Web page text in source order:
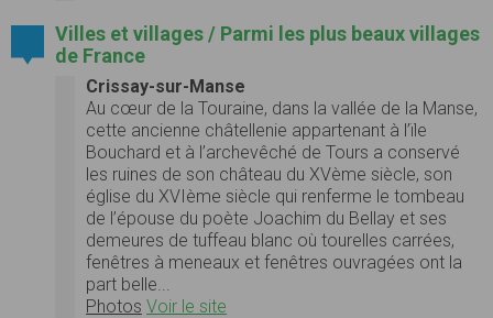
Villes et villages / Parmi les plus beaux villages
de France
Crissay-sur-Manse
Au cœur de la Touraine, dans la vallée de la Manse,
cette ancienne châtellenie appartenant à l’ïle
Bouchard et à l’archevêché de Tours a conservé
les ruines de son château du XVème siècle, son
église du XVIème siècle qui renferme le tombeau
de l’épouse du poète Joachim du Bellay et ses
demeures de tuffeau blanc où tourelles carrées,
fenêtres à meneaux et fenêtres ouvragées ont la
part belle...
Photos Voir le site